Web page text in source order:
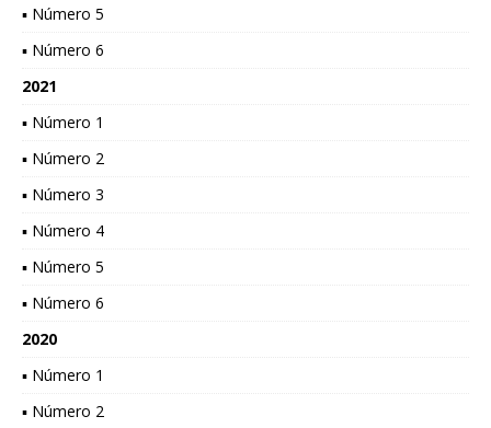
▪ Número 5
▪ Número 6
2021
▪ Número 1
▪ Número 2
▪ Número 3
▪ Número 4
▪ Número 5
▪ Número 6
2020
▪ Número 1
▪ Número 2